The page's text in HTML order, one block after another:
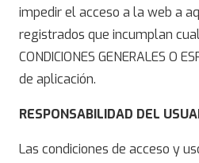
impedir el acceso a la web a
registrados que incumplan
CONDICIONES GENERALES O
de aplicación.
RESPONSABILIDAD DEL
Las condiciones de acceso y